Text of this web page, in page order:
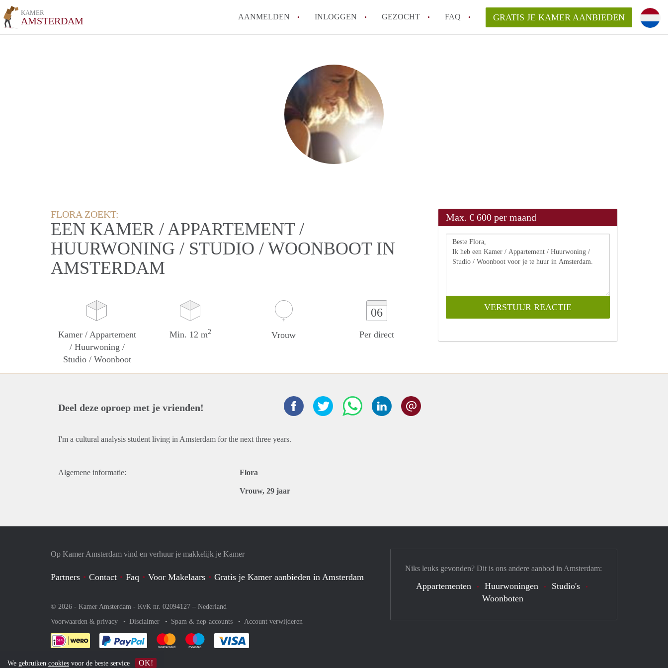
KAMER
AMSTERDAM AANMELDEN INLOGGEN GEZOCHT FAQ
Wat zijn de opzegtermijnen bij een kamer in Amsterdam?
Wat zijn de populairste zoektermen voor een kamer in Amsterdam en wat
betekent dit voor jou als zoeker?
Wat is een studentenkamer in Amsterdam?
GRATIS JE KAMER AANBIEDEN
FLORA ZOEKT:
EEN KAMER / APPARTEMENT /
HUURWONING / STUDIO / WOONBOOT IN
AMSTERDAM
Kamer / Appartement
/ Huurwoning /
Studio / Woonboot
Min. 12 m2 Vrouw
06
Per direct
Max. € 600 per maand
Deel deze oproep met je vrienden!
I'm a cultural analysis student living in Amsterdam for the next three years.
Algemene informatie: Flora
Vrouw, 29 jaar
Op Kamer Amsterdam vind en verhuur je makkelijk je Kamer
Partners Contact Faq Voor Makelaars Gratis je Kamer aanbieden in Amsterdam
© 2026 - Kamer Amsterdam - KvK nr. 02094127 – Nederland
Voorwaarden & privacy
Disclaimer Spam & nep-accounts Account verwijderen
Je rekent gemakkelijk af met Paypal
Je rekent gemakkelijk af met Mastercard
Je rekent gemakkelijk af met Meastro
Niks leuks gevonden? Dit is ons andere aanbod in Amsterdam:
Appartementen Huurwoningen
Studio's
Woonboten
We gebruiken cookies voor de beste service OK!